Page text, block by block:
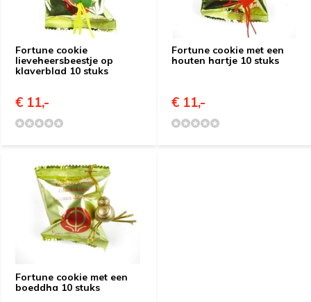
Fortune cookie
lieveheersbeestje op
klaverblad 10 stuks
€ 11,-
Fortune cookie met een
houten hartje 10 stuks
€ 11,-
Fortune cookie met een
boeddha 10 stuks